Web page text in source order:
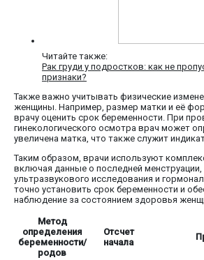
Читайте также:
Рак груди у подростков: как не
признаки?
Также важно учитывать физические
женщины. Например, размер матки и её
врачу оценить срок беременности. При
гинекологического осмотра врач может
увеличена матка, что также служит
Таким образом, врачи используют
включая данные о последней менструации,
ультразвукового исследования и
точно установить срок беременности и
наблюдение за состоянием здоровья
Метод
определения
беременности/
родов
Отсчет
начала